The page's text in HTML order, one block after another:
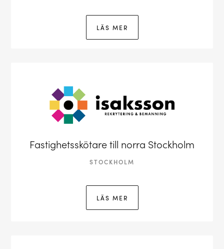
LÄS MER
Fastighetsskötare till norra Stockholm
STOCKHOLM
LÄS MER